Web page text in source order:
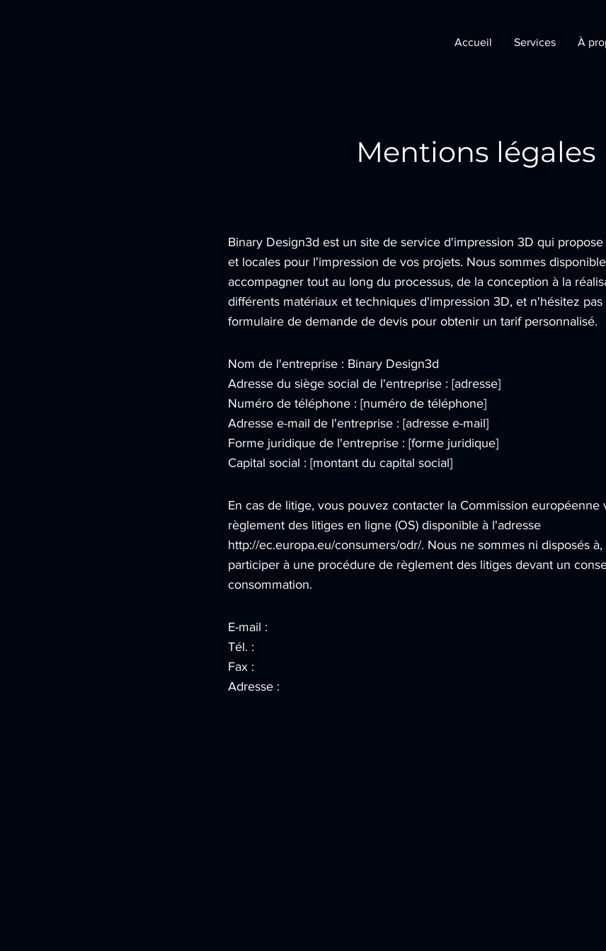
Accueil Services À
Mentions légales
Binary Design3d est un site de service d'impression 3D qui
et locales pour l'impression de vos projets. Nous sommes
accompagner tout au long du processus, de la conception à la
différents matériaux et techniques d'impression 3D, et n'hésitez
formulaire de demande de devis pour obtenir un tarif personnalisé.
Nom de l'entreprise : Binary Design3d
Adresse du siège social de l'entreprise : [adresse]
Numéro de téléphone : [numéro de téléphone]
Adresse e-mail de l'entreprise : [adresse e-mail]
Forme juridique de l'entreprise : [forme juridique]
Capital social : [montant du capital social]
En cas de litige, vous pouvez contacter la Commission européenne
règlement des litiges en ligne (OS) disponible à l'adresse
http://ec.europa.eu/consumers/odr/. Nous ne sommes ni disposés
participer à une procédure de règlement des litiges devant un
consommation.
E-mail :
Tél. :
Fax :
Adresse :